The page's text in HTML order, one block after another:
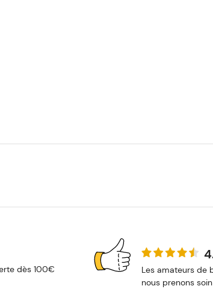
dès 100€
Les amateurs de
nous prenons